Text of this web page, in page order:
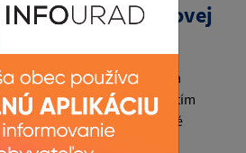
webovej
s.r.o. nevyužíva a
z webového sídla tretím
alebo neponúkne na iné
návštevníkov webu sú